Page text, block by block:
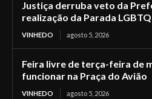
Justiça derruba veto da
realização da Parada
VINHEDO agosto 5, 2026
Feira livre de terça-feira de
funcionar na Praça do Avião
VINHEDO agosto 5, 2026